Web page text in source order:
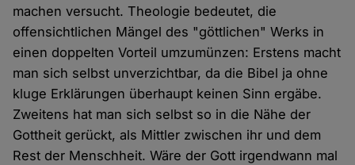
machen versucht. Theologie bedeutet, die
offensichtlichen Mängel des "göttlichen" Werks in
einen doppelten Vorteil umzumünzen: Erstens macht
man sich selbst unverzichtbar, da die Bibel ja ohne
kluge Erklärungen überhaupt keinen Sinn ergäbe.
Zweitens hat man sich selbst so in die Nähe der
Gottheit gerückt, als Mittler zwischen ihr und dem
Rest der Menschheit. Wäre der Gott irgendwann mal